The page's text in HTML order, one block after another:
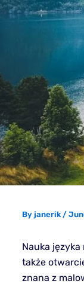
By janerik /
Nauka
także
znana z